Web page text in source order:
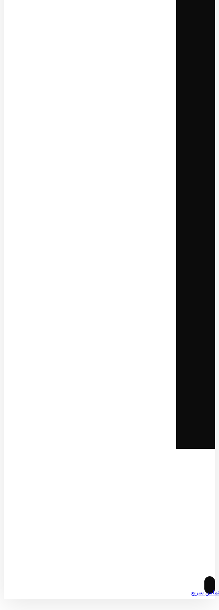
تماس سریع